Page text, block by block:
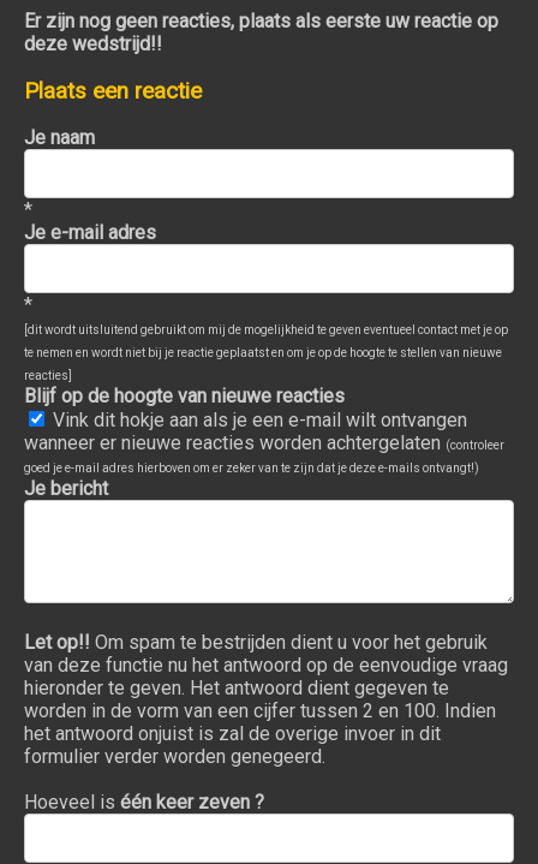
Er zijn nog geen reacties, plaats als eerste uw reactie op
deze wedstrijd!!
Plaats een reactie
Je naam
*
Je e-mail adres
*
[dit wordt uitsluitend gebruikt om mij de mogelijkheid te geven eventueel contact met je op
te nemen en wordt niet bij je reactie geplaatst en om je op de hoogte te stellen van nieuwe
reacties]
Blijf op de hoogte van nieuwe reacties
Vink dit hokje aan als je een e-mail wilt ontvangen
wanneer er nieuwe reacties worden achtergelaten (controleer
goed je e-mail adres hierboven om er zeker van te zijn dat je deze e-mails ontvangt!)
Je bericht
Let op!! Om spam te bestrijden dient u voor het gebruik
van deze functie nu het antwoord op de eenvoudige vraag
hieronder te geven. Het antwoord dient gegeven te
worden in de vorm van een cijfer tussen 2 en 100. Indien
het antwoord onjuist is zal de overige invoer in dit
formulier verder worden genegeerd.
Hoeveel is één keer zeven ?